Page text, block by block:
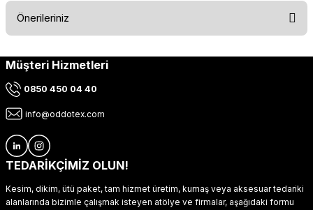
Önerileriniz
Bu ürünün fiyat bilgisi, resim, ürün açıklamalarında ve diğer
kullanarak tarafımıza iletebilirsiniz.
Ürün resmi kalitesiz, bozuk veya görüntülenemiyor.
Ürün açıklamasında eksik bilgiler bulunuyor.
Ürün fiyatı diğer sitelerden daha pahalı.
Müşteri Hizmetleri
0850 450 04 40
info@oddotex.com
TEDARİKÇİMİZ OLUN!
Kesim, dikim, ütü paket, tam hizmet üretim, kumaş veya aksesuar tedariki
alanlarında bizimle çalışmak isteyen atölye ve firmalar, aşağıdaki formu